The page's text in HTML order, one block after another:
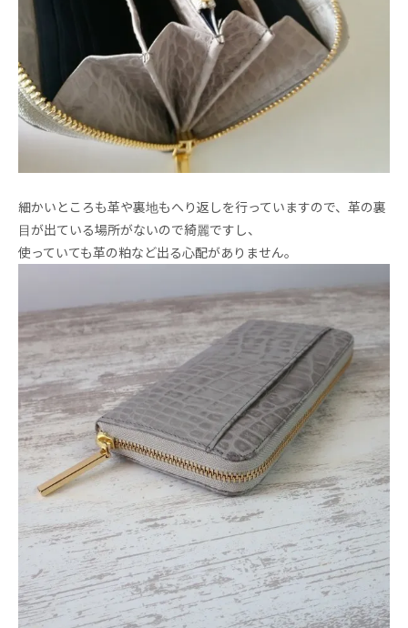
細かいところも革や裏地もへり返しを行っていますので、革の裏
目が出ている場所がないので綺麗ですし、
使っていても革の粕など出る心配がありません。